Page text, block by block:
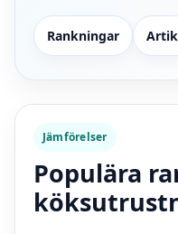
Rankningar
Jämförelser
Populära